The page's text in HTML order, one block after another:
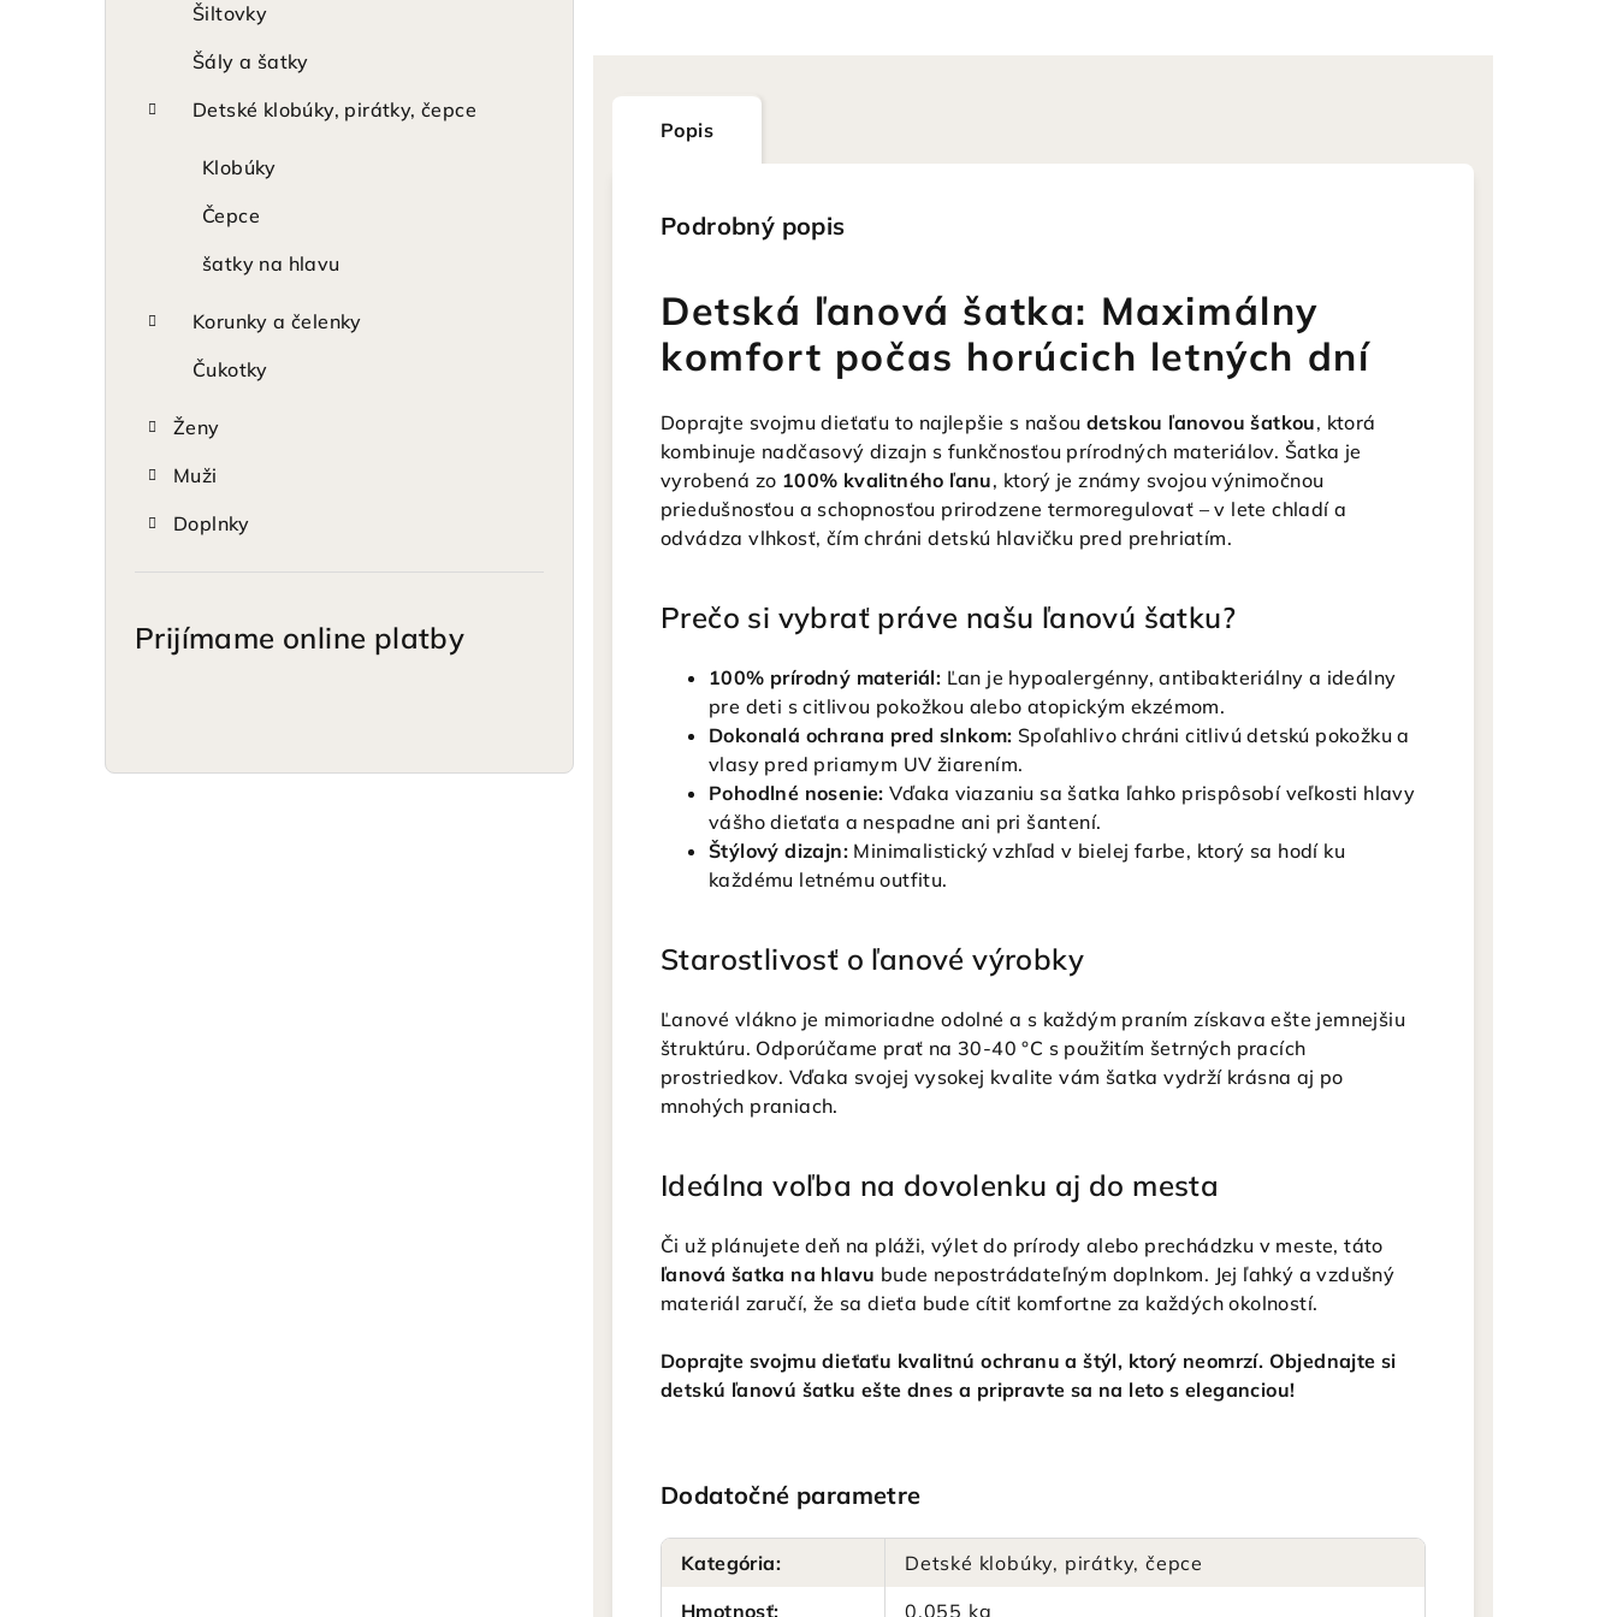
Šiltovky
Šály a šatky
Detské klobúky, pirátky, čepce
Klobúky
Čepce
šatky na hlavu
Korunky a čelenky
Čukotky
Ženy
Muži
Doplnky
Prijímame online platby
Popis
Podrobný popis
Detská ľanová šatka: Maximálny
komfort počas horúcich letných dní
Doprajte svojmu dieťaťu to najlepšie s našou detskou ľanovou šatkou, ktorá
kombinuje nadčasový dizajn s funkčnosťou prírodných materiálov. Šatka je
vyrobená zo 100% kvalitného ľanu, ktorý je známy svojou výnimočnou
priedušnosťou a schopnosťou prirodzene termoregulovať – v lete chladí a
odvádza vlhkosť, čím chráni detskú hlavičku pred prehriatím.
Prečo si vybrať práve našu ľanovú šatku?
100% prírodný materiál: Ľan je hypoalergénny, antibakteriálny a ideálny
pre deti s citlivou pokožkou alebo atopickým ekzémom.
Dokonalá ochrana pred slnkom: Spoľahlivo chráni citlivú detskú pokožku a
vlasy pred priamym UV žiarením.
Pohodlné nosenie: Vďaka viazaniu sa šatka ľahko prispôsobí veľkosti hlavy
vášho dieťaťa a nespadne ani pri šantení.
Štýlový dizajn: Minimalistický vzhľad v bielej farbe, ktorý sa hodí ku
každému letnému outfitu.
Starostlivosť o ľanové výrobky
Ľanové vlákno je mimoriadne odolné a s každým praním získava ešte jemnejšiu
štruktúru. Odporúčame prať na 30-40 °C s použitím šetrných pracích
prostriedkov. Vďaka svojej vysokej kvalite vám šatka vydrží krásna aj po
mnohých praniach.
Ideálna voľba na dovolenku aj do mesta
Či už plánujete deň na pláži, výlet do prírody alebo prechádzku v meste, táto
ľanová šatka na hlavu bude nepostrádateľným doplnkom. Jej ľahký a vzdušný
materiál zaručí, že sa dieťa bude cítiť komfortne za každých okolností.
Doprajte svojmu dieťaťu kvalitnú ochranu a štýl, ktorý neomrzí. Objednajte si
detskú ľanovú šatku ešte dnes a pripravte sa na leto s eleganciou!
Dodatočné parametre
Kategória:
Detské klobúky, pirátky, čepce
Hmotnosť: 0.055 kg